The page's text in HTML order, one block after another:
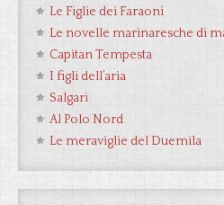
Le Figlie dei Faraoni
Le novelle marinaresche di
Capitan Tempesta
I figli dell’aria
Salgari
Al Polo Nord
Le meraviglie del Duemila